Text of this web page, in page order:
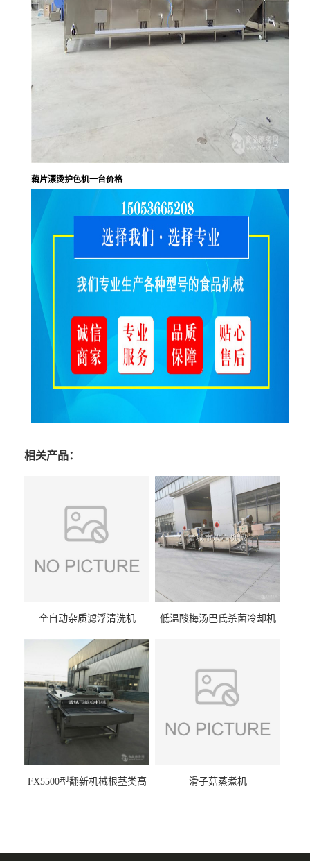
藕片漂烫护色机一台价格
相关产品：
全自动杂质滤浮清洗机 低温酸梅汤巴氏杀菌冷却机
FX5500型翻新机械根茎类高
滑子菇蒸煮机